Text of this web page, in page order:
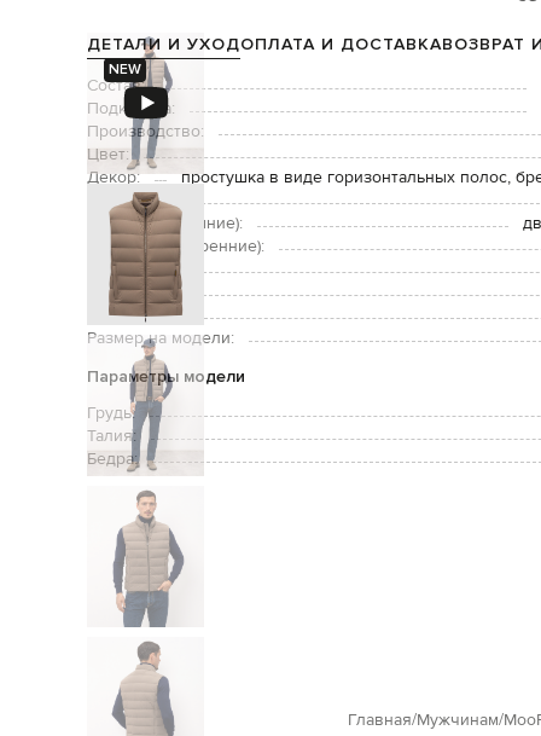
NEW
ДЕТАЛИ И УХОДОПЛАТА И ДОСТАВКАВОЗВРАТ
Состав:
Подкладка:
Производство:
Цвет:
Декор:
простушка в виде горизонтальных полос,
Застежка:
Карманы (внешние):
Карманы (внутренние):
Уход:
Утеплитель:
Рост модели:
Размер на модели:
Параметры модели
Грудь:
Талия:
Бедра:
Главная Мужчинам